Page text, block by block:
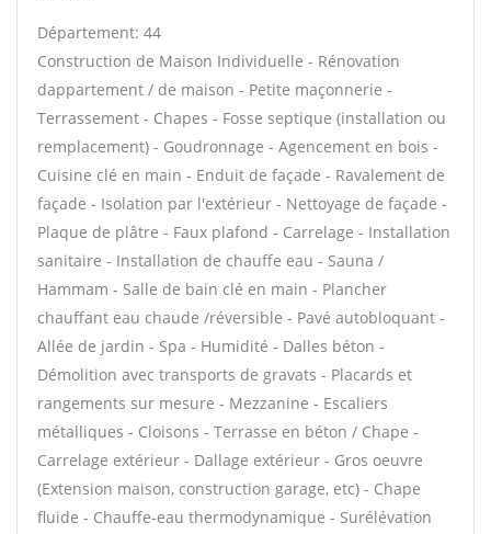
Département: 44
Construction de Maison Individuelle - Rénovation
dappartement / de maison - Petite maçonnerie -
Terrassement - Chapes - Fosse septique (installation ou
remplacement) - Goudronnage - Agencement en bois -
Cuisine clé en main - Enduit de façade - Ravalement de
façade - Isolation par l'extérieur - Nettoyage de façade -
Plaque de plâtre - Faux plafond - Carrelage - Installation
sanitaire - Installation de chauffe eau - Sauna /
Hammam - Salle de bain clé en main - Plancher
chauffant eau chaude /réversible - Pavé autobloquant -
Allée de jardin - Spa - Humidité - Dalles béton -
Démolition avec transports de gravats - Placards et
rangements sur mesure - Mezzanine - Escaliers
métalliques - Cloisons - Terrasse en béton / Chape -
Carrelage extérieur - Dallage extérieur - Gros oeuvre
(Extension maison, construction garage, etc) - Chape
fluide - Chauffe-eau thermodynamique - Surélévation